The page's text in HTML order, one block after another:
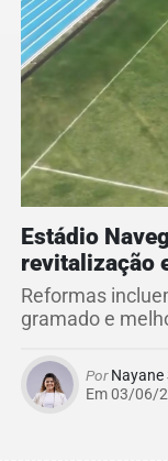
Estádio
revitalização
Reformas
gramado e
PorNayane
Em 03/06/